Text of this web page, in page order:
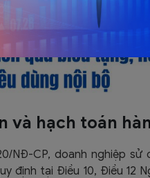
và hạch toán
NĐ-CP, doanh nghiệp
định tại Điều 10, Điều 12